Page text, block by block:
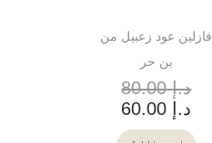
فازلين عود زعبيل من
بن حر
د.إ80.00
د.إ